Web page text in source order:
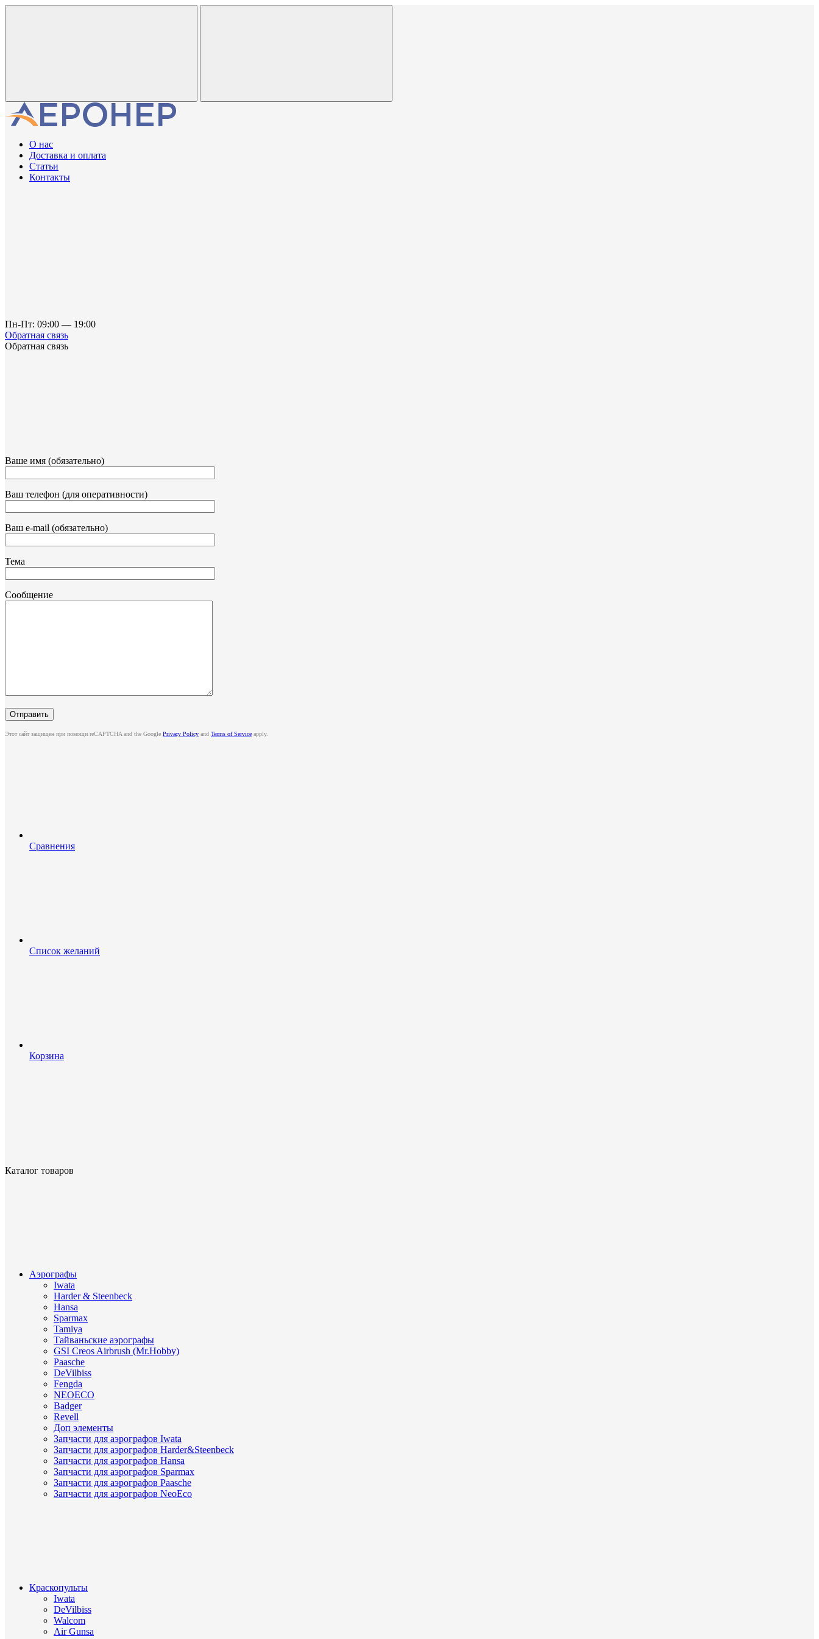
О нас
Доставка и оплата
Статьи
Контакты
Пн-Пт: 09:00 — 19:00
Обратная связь
Обратная связь
Ваше имя (обязательно)
Ваш телефон (для оперативности)
Ваш e-mail (обязательно)
Тема
Сообщение
Этот сайт защищен при помощи reCAPTCHA and the Google Privacy Policy and Terms of Service apply.
Сравнения
Список желаний
Корзина
Каталог товаров
Аэрографы
Iwata
Harder & Steenbeck
Hansa
Sparmax
Tamiya
Тайваньские аэрографы
GSI Creos Airbrush (Mr.Hobby)
Paasche
DeVilbiss
Fengda
NEOECO
Badger
Revell
Доп элементы
Запчасти для аэрографов Iwata
Запчасти для аэрографов Harder&Steenbeck
Запчасти для аэрографов Hansa
Запчасти для аэрографов Sparmax
Запчасти для аэрографов Paasche
Запчасти для аэрографов NeoEco
Краскопульты
Iwata
DeVilbiss
Walcom
Air Gunsa